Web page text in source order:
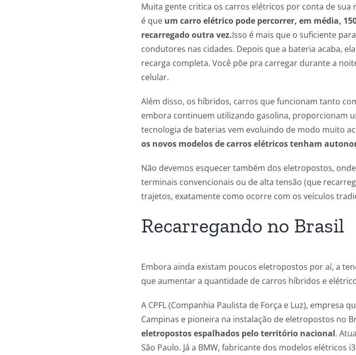
Muita gente critica os carros elétricos por conta de
é que um carro elétrico pode percorrer, em média,
recarregado outra vez.Isso é mais que o suficiente
condutores nas cidades. Depois que a bateria acaba,
recarga completa. Você põe pra carregar durante a
celular.
Além disso, os híbridos, carros que funcionam tanto
embora continuem utilizando gasolina, proporcionam
tecnologia de baterias vem evoluindo de modo muito
os novos modelos de carros elétricos tenham
Não devemos esquecer também dos eletropostos,
terminais convencionais ou de alta tensão (que
trajetos, exatamente como ocorre com os veículos
Recarregando no Brasil
Embora ainda existam poucos eletropostos por aí, a
que aumentar a quantidade de carros híbridos e
A CPFL (Companhia Paulista de Força e Luz), empresa
Campinas e pioneira na instalação de eletropostos no
eletropostos espalhados pelo território nacional.
São Paulo. Já a BMW, fabricante dos modelos elétricos